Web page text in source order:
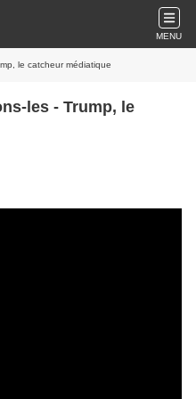
MENU
le catcheur médiatique
les - Trump, le